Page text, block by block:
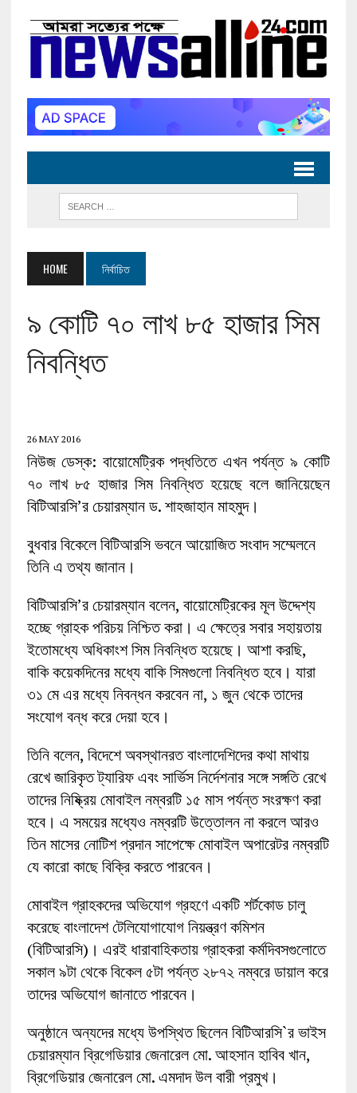
HOME নির্বাচিত
৯ কোটি ৭০ লাখ ৮৫ হাজার সিম
নিবন্ধিত
26 MAY 2016
নিউজ ডেস্ক: বায়োমেট্রিক পদ্ধতিতে এখন পর্যন্ত ৯ কোটি
৭০ লাখ ৮৫ হাজার সিম নিবন্ধিত হয়েছে বলে জানিয়েছেন
বিটিআরসি’র চেয়ারম্যান ড. শাহজাহান মাহমুদ।
বুধবার বিকেলে বিটিআরসি ভবনে আয়োজিত সংবাদ সম্মেলনে
তিনি এ তথ্য জানান।
বিটিআরসি’র চেয়ারম্যান বলেন, বায়োমেট্রিকের মূল উদ্দেশ্য
হচ্ছে গ্রাহক পরিচয় নিশ্চিত করা। এ ক্ষেত্রে সবার সহায়তায়
ইতোমধ্যে অধিকাংশ সিম নিবন্ধিত হয়েছে। আশা করছি,
বাকি কয়েকদিনের মধ্যে বাকি সিমগুলো নিবন্ধিত হবে। যারা
৩১ মে এর মধ্যে নিবন্ধন করবেন না, ১ জুন থেকে তাদের
সংযোগ বন্ধ করে দেয়া হবে।
তিনি বলেন, বিদেশে অবস্থানরত বাংলাদেশিদের কথা মাথায়
রেখে জারিকৃত ট্যারিফ এবং সার্ভিস নির্দেশনার সঙ্গে সঙ্গতি রেখে
তাদের নিষ্ক্রিয় মোবাইল নম্বরটি ১৫ মাস পর্যন্ত সংরক্ষণ করা
হবে। এ সময়ের মধ্যেও নম্বরটি উত্তোলন না করলে আরও
তিন মাসের নোটিশ প্রদান সাপেক্ষে মোবাইল অপারেটর নম্বরটি
যে কারো কাছে বিক্রি করতে পারবেন।
মোবাইল গ্রাহকদের অভিযোগ গ্রহণে একটি শর্টকোড চালু
করেছে বাংলাদেশ টেলিযোগাযোগ নিয়ন্ত্রণ কমিশন
(বিটিআরসি)। এরই ধারাবাহিকতায় গ্রাহকরা কর্মদিবসগুলোতে
সকাল ৯টা থেকে বিকেল ৫টা পর্যন্ত ২৮৭২ নম্বরে ডায়াল করে
তাদের অভিযোগ জানাতে পারবেন।
অনুষ্ঠানে অন্যদের মধ্যে উপস্থিত ছিলেন বিটিআরসি`র ভাইস
চেয়ারম্যান ব্রিগেডিয়ার জেনারেল মো. আহসান হাবিব খান,
ব্রিগেডিয়ার জেনারেল মো. এমদাদ উল বারী প্রমুখ।